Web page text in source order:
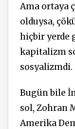
Ama ortaya
olduysa,
hiçbir yerde
kapitalizm
sosyalizmdi.
Bugün bile
sol, Zohran
Amerika